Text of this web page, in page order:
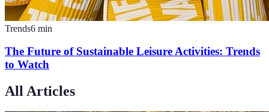
Trends6 min
The Future of Sustainable Leisure Activities: Trends
to Watch
All Articles